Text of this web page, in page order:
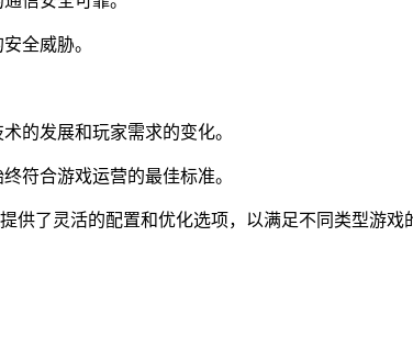
全威胁。
的发展和玩家需求的变化。
符合游戏运营的最佳标准。
了灵活的配置和优化选项，以满足不同类型游戏